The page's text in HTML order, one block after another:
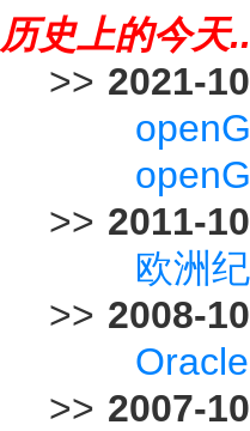
历史上的今天
>> 2021-
>> 2011-
欧洲
>> 2008-
>> 2007-